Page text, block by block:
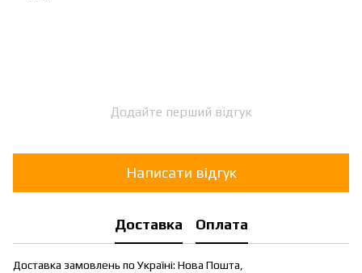
Додайте перший відгук
Написати відгук
Доставка Оплата
Доставка замовлень по Україні: Нова Пошта,